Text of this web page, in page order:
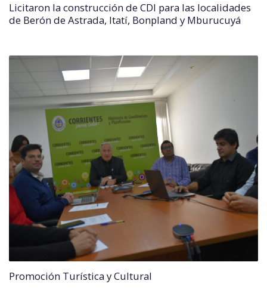
Licitaron la construcción de CDI para las localidades
de Berón de Astrada, Itatí, Bonpland y Mburucuyá
Promoción Turística y Cultural